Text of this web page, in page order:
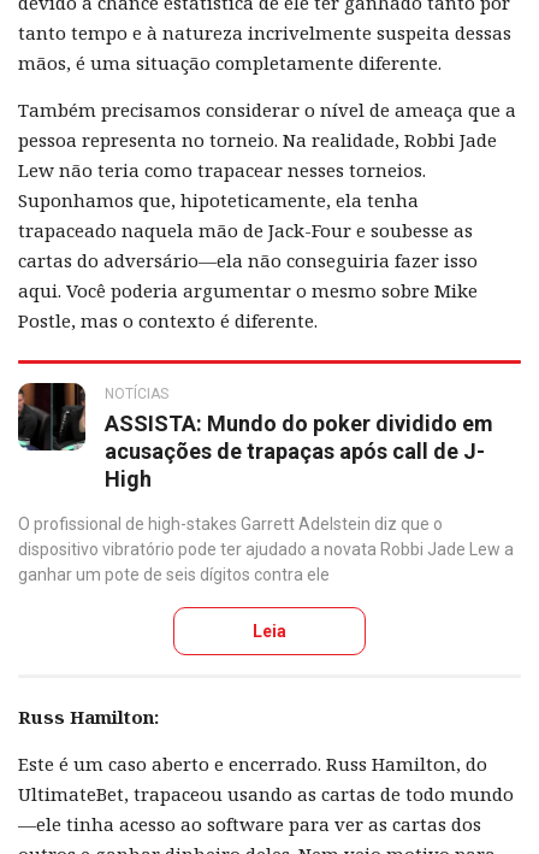
tanto tempo e à natureza incrivelmente suspeita dessas
mãos, é uma situação completamente diferente.
Também precisamos considerar o nível de ameaça que a
pessoa representa no torneio. Na realidade, Robbi Jade
Lew não teria como trapacear nesses torneios.
Suponhamos que, hipoteticamente, ela tenha
trapaceado naquela mão de Jack-Four e soubesse as
cartas do adversário—ela não conseguiria fazer isso
aqui. Você poderia argumentar o mesmo sobre Mike
Postle, mas o contexto é diferente.
NOTÍCIAS
ASSISTA: Mundo do poker dividido em
acusações de trapaças após call de J-
High
O profissional de high-stakes Garrett Adelstein diz que o
dispositivo vibratório pode ter ajudado a novata Robbi Jade Lew a
ganhar um pote de seis dígitos contra ele
Leia
Russ Hamilton:
Este é um caso aberto e encerrado. Russ Hamilton, do
UltimateBet, trapaceou usando as cartas de todo mundo
—ele tinha acesso ao software para ver as cartas dos